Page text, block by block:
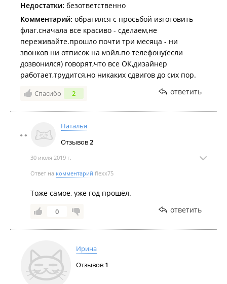
Недостатки: безответственно
Комментарий: обратился с просьбой изготовить
флаг.сначала все красиво - сделаем,не
переживайте.прошло почти три месяца - ни
звонков ни отписок на мэйл.по телефону(если
дозвонился) говорят,что все ОК,дизайнер
работает,трудится,но никаких сдвигов до сих пор.
Спасибо 2 ответить
Наталья
Отзывов2
30 июля 2019 г.
Ответ на комментарий flexx75
Тоже самое, уже год прошёл.
0 ответить
Ирина
Отзывов 1